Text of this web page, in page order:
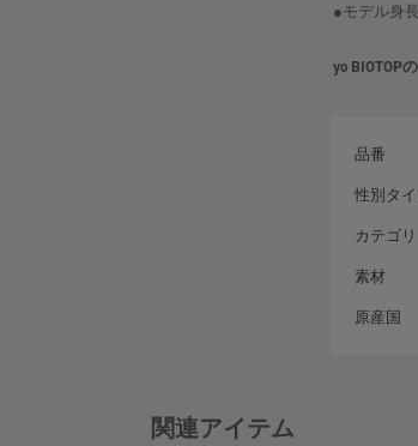
●モデル身
yo BIOTOP
品番
性別タ
カテゴリ
素材
原産国
関連アイテム